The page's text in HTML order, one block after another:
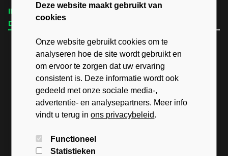
IK ZOEK MIJN
DROOMWONING
IK VERKOOP MIJN HUIDIGE
Deze website maakt gebruikt van
cookies
Onze website gebruikt cookies om te
analyseren hoe de site wordt gebruikt en
om ervoor te zorgen dat uw ervaring
consistent is. Deze informatie wordt ook
gedeeld met onze sociale media-,
advertentie- en analysepartners. Meer info
vindt u terug in ons privacybeleid.
Functioneel
Statistieken
Immo-store bv
Kasteelstraat 1, 1700 Dilbeek